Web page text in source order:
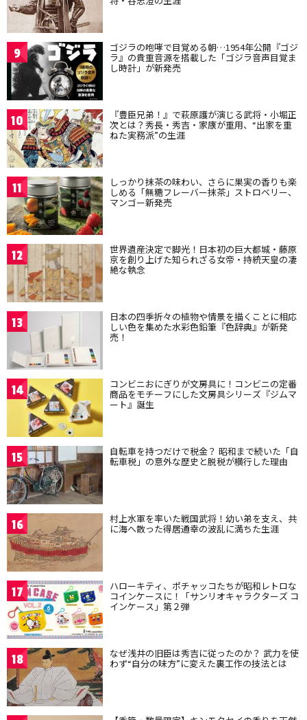
9 ゴジラの咆哮で目覚める朝…1954年公開『ゴジ
ラ』の貴重音源を搭載した「ゴジラ音声目覚ま
し時計」が新発売
10 『豊臣兄弟！』で萩原護が演じる武将・小堀正
次とは？秀長・秀吉・家康が重用、“出家を重
ねた実務派”の生涯
11 しっかり抹茶の味わい、さらに果実の香りも楽
しめる「無糖フレーバー抹茶」ストロベリー、
マンゴー新発売
12 世界遺産決定で脚光！日本初の巨大都城・藤原
京を創り上げた知られざる女帝・持統天皇の凄
絶な執念
13 日本の四季折々の植物や情景を描くことに相応
しい色を集めた水彩色鉛筆『色辞典』が新発
売！
14 コンビニおにぎりが文房具に！コンビニの定番
商品をモチーフにした文房具シリーズ『ジムマ
ート』誕生
15 自転車を持つだけで税金？ 昭和まで続いた「自
転車税」の意外な歴史と脱税が横行した理由
16 村上水軍を率いた戦国武将！幼い弟を支え、共
に海へ散った得居通幸の波乱に満ちた生涯
17 ハローキティ、ポチャッコたちが昭和レトロな
コインケースに！「サンリオキャラクターズ コ
インケース」第２弾
18 なぜ浅井の旧臣は秀吉に従ったのか？ 武力を使
わず“自分の味方”に変えた裏工作の技法とは